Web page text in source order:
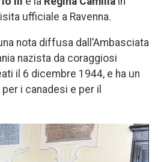
ufficiale a Ravenna.
nota diffusa dall’Ambasciata
nazista da coraggiosi
il 6 dicembre 1944, e ha un
i canadesi e per il